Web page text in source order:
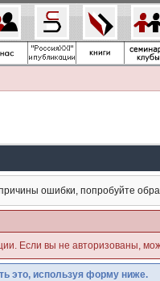
ошибки, попробуйте
Если вы не авторизованы,
это, используя форму ниже.